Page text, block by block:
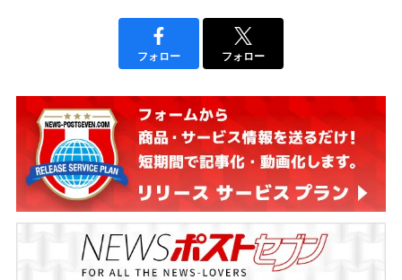
フォロー フォロー